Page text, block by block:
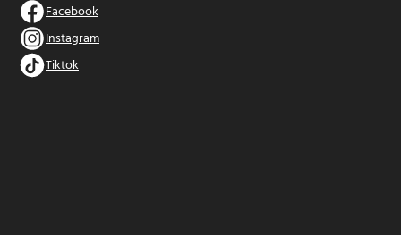
Facebook
Instagram
Tiktok